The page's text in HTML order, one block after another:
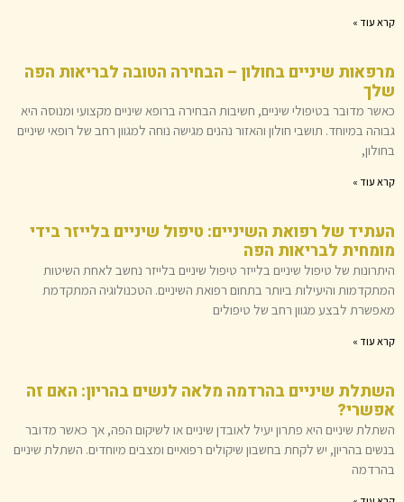
קרא עוד »
מרפאות שיניים בחולון – הבחירה הטובה לבריאות הפה
שלך
כאשר מדובר בטיפולי שיניים, חשיבות הבחירה ברופא שיניים מקצועי ומנוסה היא
גבוהה במיוחד. תושבי חולון והאזור נהנים מגישה נוחה למגוון רחב של רופאי שיניים
בחולון,
קרא עוד »
העתיד של רפואת השיניים: טיפול שיניים בלייזר בידי
מומחית לבריאות הפה
היתרונות של טיפול שיניים בלייזר טיפול שיניים בלייזר נחשב לאחת השיטות
המתקדמות והיעילות ביותר בתחום רפואת השיניים. הטכנולוגיה המתקדמת
מאפשרת לבצע מגוון רחב של טיפולים
קרא עוד »
השתלת שיניים בהרדמה מלאה לנשים בהריון: האם זה
אפשרי?
השתלת שיניים היא פתרון יעיל לאובדן שיניים או לשיקום הפה, אך כאשר מדובר
בנשים בהריון, יש לקחת בחשבון שיקולים רפואיים ומצבים מיוחדים. השתלת שיניים
בהרדמה